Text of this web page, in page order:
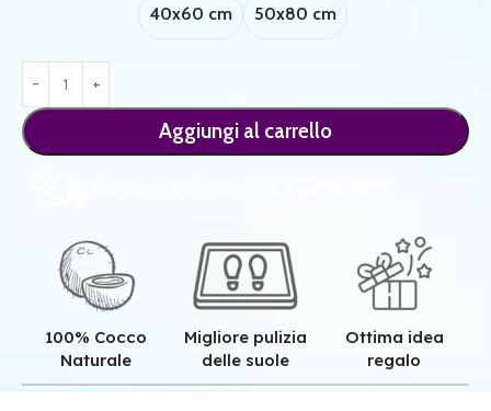
40x60 cm 50x80 cm
Aggiungi al carrello
100% Cocco
Naturale
Migliore pulizia
delle suole
Ottima idea
regalo